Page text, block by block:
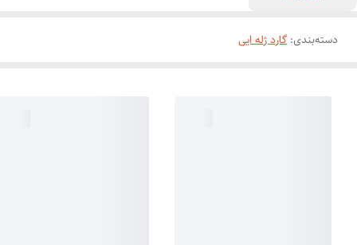
دسته‌بندی: گارد ژله ایی